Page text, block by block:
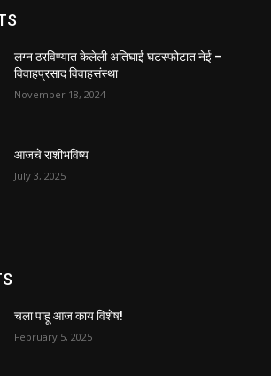
लग्न ठरविण्यात केलेली अतिघाई घटस्फोटात नेई –
विवाहप्रसाद विवाहसंस्था
November 18, 2024
आजचे राशीभविष्य
July 3, 2025
चला पाहू आज काय विशेष!
February 5, 2025